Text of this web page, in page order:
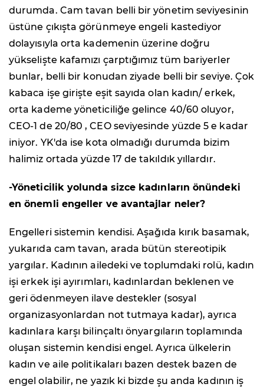
durumda. Cam tavan belli bir yönetim seviyesinin
üstüne çıkışta görünmeye engeli kastediyor
dolayısıyla orta kademenin üzerine doğru
yükselişte kafamızı çarptığımız tüm bariyerler
bunlar, belli bir konudan ziyade belli bir seviye. Çok
kabaca işe girişte eşit sayıda olan kadın/ erkek,
orta kademe yöneticiliğe gelince 40/60 oluyor,
CEO-1 de 20/80 , CEO seviyesinde yüzde 5 e kadar
iniyor. YK'da ise kota olmadığı durumda bizim
halimiz ortada yüzde 17 de takıldık yıllardır.
-Yöneticilik yolunda sizce kadınların önündeki
en önemli engeller ve avantajlar neler?
Engelleri sistemin kendisi. Aşağıda kırık basamak,
yukarıda cam tavan, arada bütün stereotipik
yargılar. Kadının ailedeki ve toplumdaki rolü, kadın
işi erkek işi ayırımları, kadınlardan beklenen ve
geri ödenmeyen ilave destekler (sosyal
organizasyonlardan not tutmaya kadar), ayrıca
kadınlara karşı bilinçaltı önyargıların toplamında
oluşan sistemin kendisi engel. Ayrıca ülkelerin
kadın ve aile politikaları bazen destek bazen de
engel olabilir, ne yazık ki bizde şu anda kadının iş